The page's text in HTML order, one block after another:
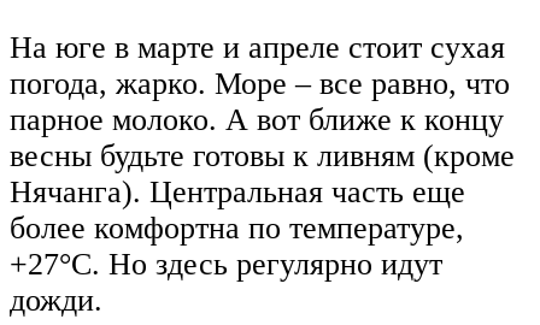
На юге в марте и апреле стоит сухая
погода, жарко. Море – все равно, что
парное молоко. А вот ближе к концу
весны будьте готовы к ливням (кроме
Нячанга). Центральная часть еще
более комфортна по температуре,
+27°С. Но здесь регулярно идут
дожди.